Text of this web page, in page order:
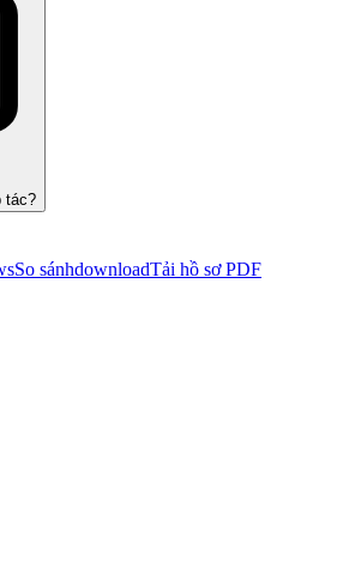
tác?
So sánhdownloadTải hồ sơ PDF